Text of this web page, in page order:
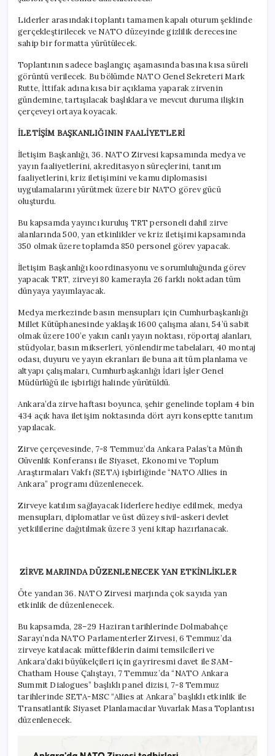
Liderler arasındaki toplantı tamamen kapalı oturum şeklinde
gerçekleştirilecek ve NATO düzeyinde gizlilik derecesine
sahip bir formatta yürütülecek.
Toplantının sadece başlangıç aşamasında basına kısa süreli
görüntü verilecek. Bu bölümde NATO Genel Sekreteri Mark
Rutte, İttifak adına kısa bir açıklama yaparak zirvenin
gündemine, tartışılacak başlıklara ve mevcut duruma ilişkin
çerçeveyi ortaya koyacak.
İLETİŞİM BAŞKANLIĞININ FAALİYETLERİ
İletişim Başkanlığı, 36. NATO Zirvesi kapsamında medya ve
yayın faaliyetlerini, akreditasyon süreçlerini, tanıtım
faaliyetlerini, kriz iletişimini ve kamu diplomasisi
uygulamalarını yürütmek üzere bir NATO görev gücü
oluşturdu.
Bu kapsamda yayıncı kuruluş TRT personeli dahil zirve
alanlarında 500, yan etkinlikler ve kriz iletişimi kapsamında
350 olmak üzere toplamda 850 personel görev yapacak.
İletişim Başkanlığı koordinasyonu ve sorumluluğunda görev
yapacak TRT, zirveyi 80 kamerayla 26 farklı noktadan tüm
dünyaya yayımlayacak.
Medya merkezinde basın mensupları için Cumhurbaşkanlığı
Millet Kütüphanesinde yaklaşık 1600 çalışma alanı, 54’ü sabit
olmak üzere 100’e yakın canlı yayın noktası, röportaj alanları,
stüdyolar, basın mikserleri, yönlendirme tabelaları, 40 montaj
odası, duyuru ve yayın ekranları ile buna ait tüm planlama ve
altyapı çalışmaları, Cumhurbaşkanlığı İdari İşler Genel
Müdürlüğü ile işbirliği halinde yürütüldü.
Ankara’da zirve haftası boyunca, şehir genelinde toplam 4 bin
434 açık hava iletişim noktasında dört ayrı konseptte tanıtım
yapılacak.
Zirve çerçevesinde, 7-8 Temmuz’da Ankara Palas’ta Münih
Güvenlik Konferansı ile Siyaset, Ekonomi ve Toplum
Araştırmaları Vakfı (SETA) işbirliğinde “NATO Allies in
Ankara” programı düzenlenecek.
Zirveye katılım sağlayacak liderlere hediye edilmek, medya
mensupları, diplomatlar ve üst düzey sivil-askeri devlet
yetkililerine dağıtılmak üzere 3 yeni kitap hazırlanacak.
ZİRVE MARJINDA DÜZENLENECEK YAN ETKİNLİKLER
Öte yandan 36. NATO Zirvesi marjında çok sayıda yan
etkinlik de düzenlenecek.
Bu kapsamda, 28–29 Haziran tarihlerinde Dolmabahçe
Sarayı’nda NATO Parlamenterler Zirvesi, 6 Temmuz’da
zirveye katılacak müttefiklerin daimi temsilcileri ve
Ankara’daki büyükelçileri için gayriresmi davet ile SAM-
Chatham House Çalıştayı, 7 Temmuz’da “NATO Ankara
Summit Dialogues” başlıklı panel dizisi, 7-8 Temmuz
tarihlerinde SETA-MSC “Allies at Ankara” başlıklı etkinlik ile
Transatlantik Siyaset Planlamacılar Yuvarlak Masa Toplantısı
düzenlenecek.